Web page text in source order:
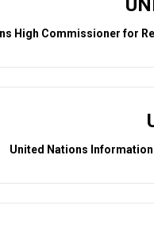
High Commissioner for
United Nations